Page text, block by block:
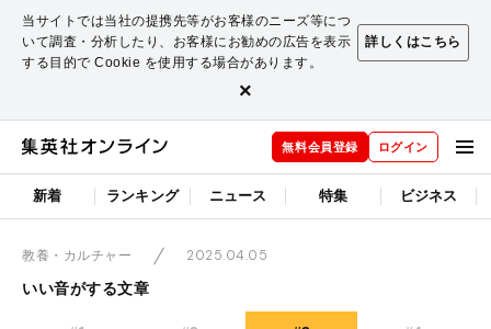
当サイトでは当社の提携先等がお客様のニーズ等につ
いて調査・分析したり、お客様にお勧めの広告を表示
する目的で Cookie を使用する場合があります。
詳しくはこちら
×
無料会員登録 ログイン
新着 ランキング ニュース 特集 ビジネス
教養・カルチャー
2025.04.05
いい音がする文章